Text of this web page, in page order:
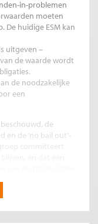
in-problemen
moeten
De huidige ESM kan
uitgeven –
de waarde wordt
de noodzakelijke
een
de
de ‘no bail out’-
committeert